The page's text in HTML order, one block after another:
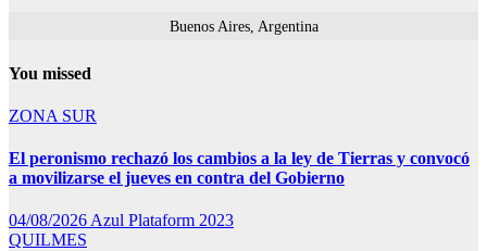
Buenos Aires, Argentina
You missed
ZONA SUR
El peronismo rechazó los cambios a la ley de Tierras y convocó
a movilizarse el jueves en contra del Gobierno
04/08/2026 Azul Plataform 2023
QUILMES